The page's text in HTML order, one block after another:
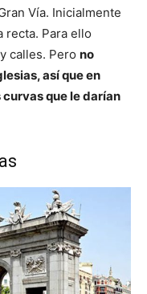
Vía. Inicialmente
recta. Para ello
calles. Pero no
así que en
que le darían